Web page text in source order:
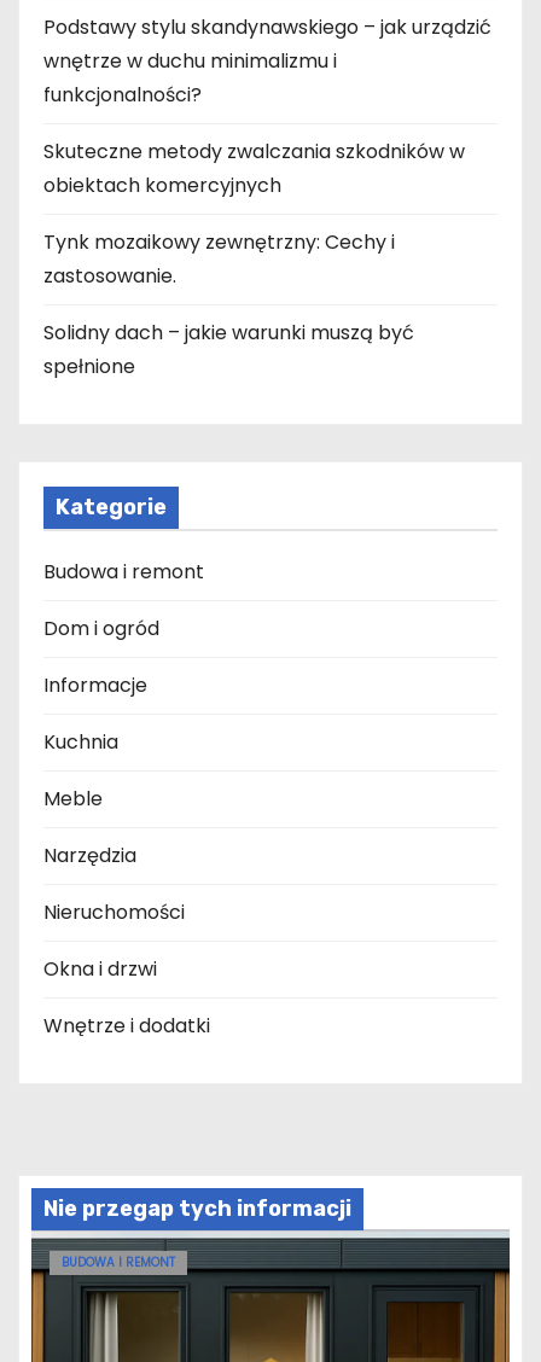
Podstawy stylu skandynawskiego – jak urządzić
wnętrze w duchu minimalizmu i
funkcjonalności?
Skuteczne metody zwalczania szkodników w
obiektach komercyjnych
Tynk mozaikowy zewnętrzny: Cechy i
zastosowanie.
Solidny dach – jakie warunki muszą być
spełnione
Kategorie
Budowa i remont
Dom i ogród
Informacje
Kuchnia
Meble
Narzędzia
Nieruchomości
Okna i drzwi
Wnętrze i dodatki
Nie przegap tych informacji
BUDOWA I REMONT